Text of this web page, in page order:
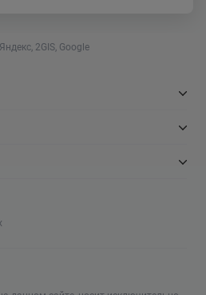
Яндекс, 2GIS, Google